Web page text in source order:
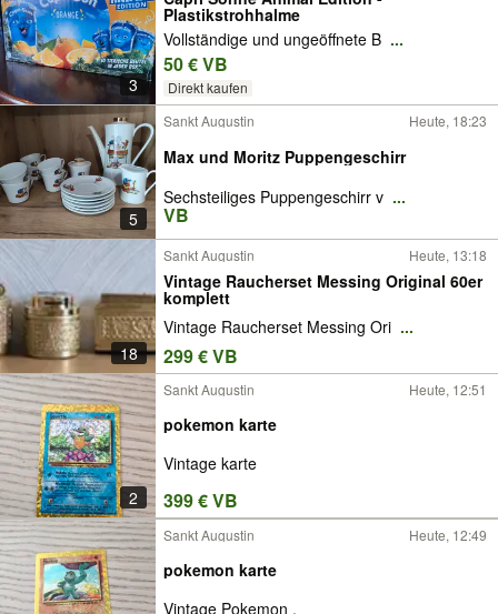
3
Plastikstrohhalme
Vollständige und ungeöffnete B ...
50 € VB
Direkt kaufen
5
Sankt Augustin Heute, 18:23
Max und Moritz Puppengeschirr
Sechsteiliges Puppengeschirr v ...
VB
18
Sankt Augustin Heute, 13:18
Vintage Raucherset Messing Original 60er
komplett
Vintage Raucherset Messing Ori ...
299 € VB
2
Sankt Augustin Heute, 12:51
pokemon karte
Vintage karte
399 € VB
Sankt Augustin Heute, 12:49
pokemon karte
Vintage Pokemon .